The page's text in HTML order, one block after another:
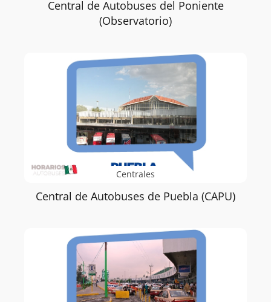
Central de Autobuses del Poniente
(Observatorio)
Centrales
Central de Autobuses de Puebla (CAPU)